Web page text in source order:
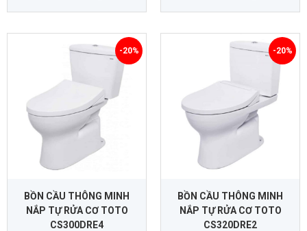
BỒN CẦU THÔNG MINH
NẮP TỰ RỬA CƠ TOTO
CS300DRE4
-20%
BỒN CẦU THÔNG MINH
NẮP TỰ RỬA CƠ TOTO
CS320DRE2
-20%